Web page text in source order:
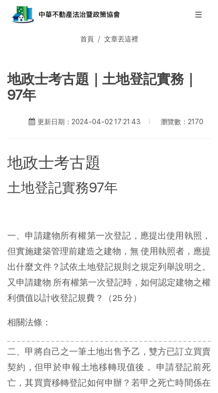
首頁 文章丟這裡
地政士考古題｜土地登記實務｜
97年
更新日期：2024-04-02 17:21:43 瀏覽數：2170
地政士考古題
土地登記實務97年
一、申請建物所有權第一次登記，應提出使用執照，
但實施建築管理前建造之建物，無 使用執照者，應提
出什麼文件？試依土地登記規則之規定列舉說明之。
又申請建物 所有權第一次登記時，如何認定建物之權
利價值以計收登記規費？（25 分）
相關法條：
二、甲將自己之一筆土地出售予乙，雙方已訂立買賣
契約，但甲於申報土地移轉現值後， 申請登記前死
亡，其買賣移轉登記如何申辦？若甲之死亡時間係在